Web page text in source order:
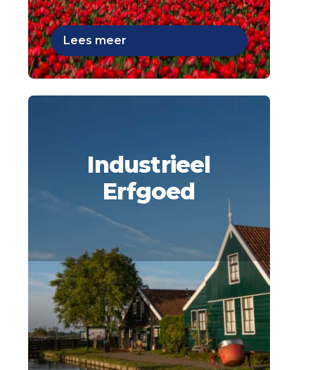
Lees meer
Industrieel
Erfgoed